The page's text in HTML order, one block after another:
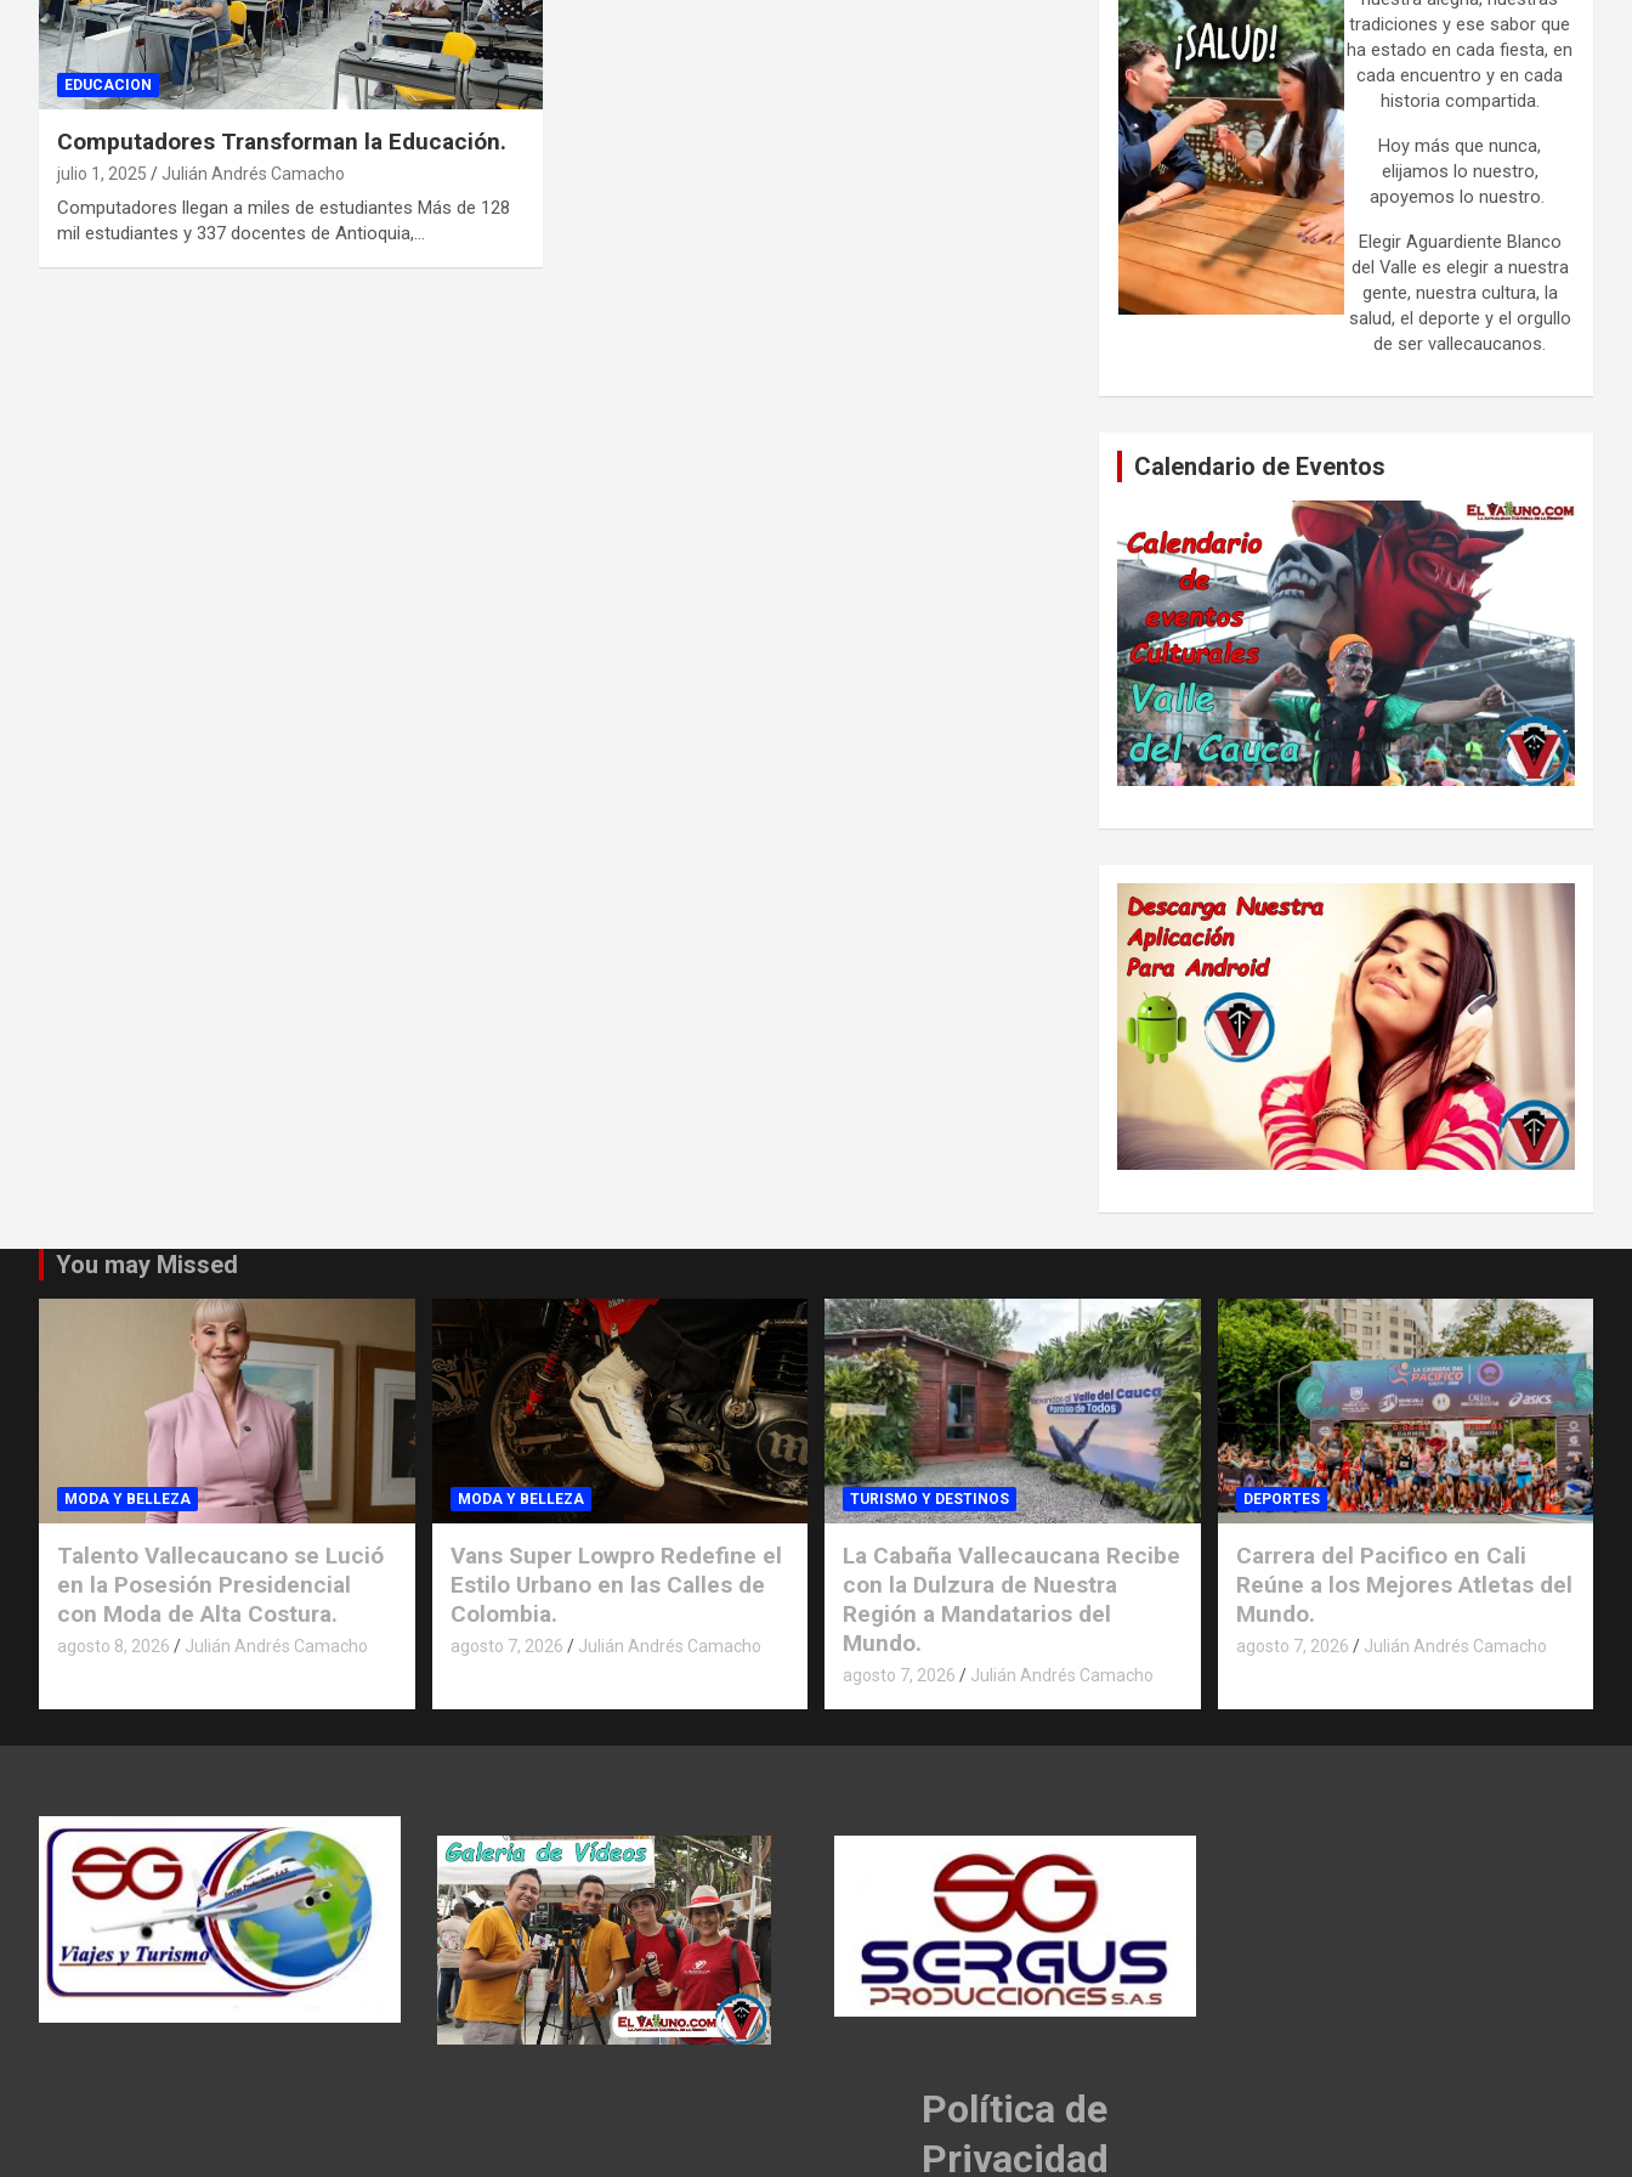
EDUCACION
Computadores Transforman la Educación.
julio 1, 2025 Julián Andrés Camacho
Computadores llegan a miles de estudiantes Más de 128
mil estudiantes y 337 docentes de Antioquia,…
tradiciones y ese sabor que
ha estado en cada fiesta, en
cada encuentro y en cada
historia compartida.
Hoy más que nunca,
elijamos lo nuestro,
apoyemos lo nuestro.
Elegir Aguardiente Blanco
del Valle es elegir a nuestra
gente, nuestra cultura, la
salud, el deporte y el orgullo
de ser vallecaucanos.
Calendario de Eventos
You may Missed
MODA Y BELLEZA
Talento Vallecaucano se Lució
en la Posesión Presidencial
con Moda de Alta Costura.
agosto 8, 2026 Julián Andrés Camacho
MODA Y BELLEZA
Vans Super Lowpro Redefine el
Estilo Urbano en las Calles de
Colombia.
agosto 7, 2026 Julián Andrés Camacho
TURISMO Y DESTINOS
La Cabaña Vallecaucana Recibe
con la Dulzura de Nuestra
Región a Mandatarios del
Mundo.
agosto 7, 2026 Julián Andrés Camacho
DEPORTES
Carrera del Pacifico en Cali
Reúne a los Mejores Atletas del
Mundo.
agosto 7, 2026 Julián Andrés Camacho
Política de
Privacidad